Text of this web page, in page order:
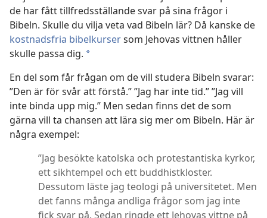
de har fått tillfredsställande svar på sina frågor i
Bibeln. Skulle du vilja veta vad Bibeln lär? Då kanske de
kostnadsfria bibelkursersom Jehovas vittnen håller
skulle passa dig. *
En del som får frågan om de vill studera Bibeln svarar:
”Den är för svår att förstå.” ”Jag har inte tid.” ”Jag vill
inte binda upp mig.” Men sedan finns det de som
gärna vill ta chansen att lära sig mer om Bibeln. Här är
några exempel:
”Jag besökte katolska och protestantiska kyrkor,
ett sikhtempel och ett buddhistkloster.
Dessutom läste jag teologi på universitetet. Men
det fanns många andliga frågor som jag inte
fick svar på. Sedan ringde ett Jehovas vittne på